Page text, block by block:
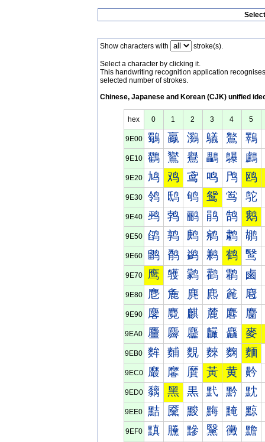
Show characters with stroke(s).
Select a character by clicking it.
This handwriting recognition application
selected number of strokes.
Chinese, Japanese and Korean (CJK) unified
hex 0 1 2 3 4 5
9E00 鸀 鸁 鸂 鸃 鸄 鸅
9E10 鸐 鸑 鸒 鸓 鸔 鸕
9E20 鸠 鸡 鸢 鸣 鸤 鸥
9E30 鸰 鸱 鸲 鸳 鸴 鸵
9E40 鹀 鹁 鹂 鹃 鹄 鹅
9E50 鹐 鹑 鹒 鹓 鹔 鹕
9E60 鹠 鹡 鹢 鹣 鹤 鹥
9E70 鹰 鹱 鹲 鹳 鹴 鹵
9E80 麀 麁 麂 麃 麄 麅
9E90 麐 麑 麒 麓 麔 麕
9EA0 麠 麡 麢 麣 麤 麥
9EB0 麰 麱 麲 麳 麴 麵
9EC0 黀 黁 黂 黃 黄 黅
9ED0 黐 黑 黒 黓 黔 黕
9EE0 黠 黡 黢 黣 黤 黥
9EF0 黰 黱 黲 黳 黴 黵